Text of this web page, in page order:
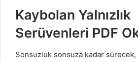
Kaybolan Yalnızlık
Serüvenleri PDF
Sonsuzluk sonsuza kadar sürecek,